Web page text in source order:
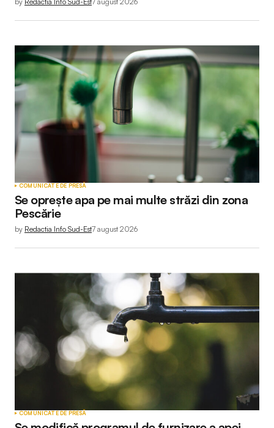
COMUNICATE DE PRESĂ
Se oprește apa pe mai multe străzi din zona
Pescărie
by Redactia Info Sud-Est7 august 2026
COMUNICATE DE PRESĂ